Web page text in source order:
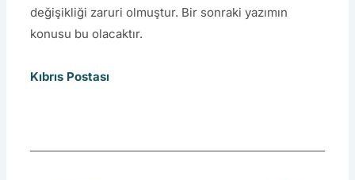
değişikliği zaruri olmuştur. Bir sonraki yazımın
konusu bu olacaktır.
Kıbrıs Postası